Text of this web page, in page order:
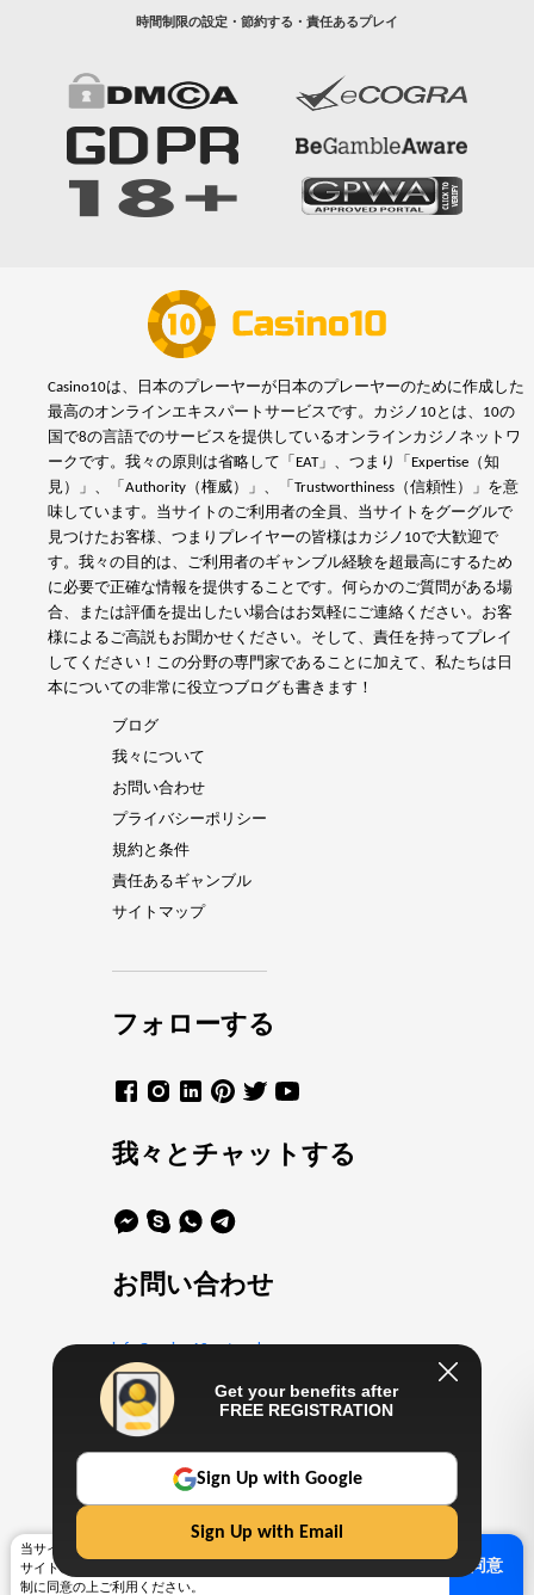
Get your benefits after
FREE REGISTRATION
Sign Up with Google
Sign Up with Email
時間制限の設定・節約する・責任あるプレイ
Casino10は、日本のプレーヤーが日本のプレーヤーのために作成した
最高のオンラインエキスパートサービスです。カジノ10とは、10の
国で8の言語でのサービスを提供しているオンラインカジノネットワ
ークです。我々の原則は省略して「EAT」、つまり「Expertise（知
見）」、「Authority（権威）」、「Trustworthiness（信頼性）」を意
味しています。当サイトのご利用者の全員、当サイトをグーグルで
見つけたお客様、つまりプレイヤーの皆様はカジノ10で大歓迎で
す。我々の目的は、ご利用者のギャンブル経験を超最高にするため
に必要で正確な情報を提供することです。何らかのご質問がある場
合、または評価を提出したい場合はお気軽にご連絡ください。お客
様によるご高説もお聞かせください。そして、責任を持ってプレイ
してください！この分野の専門家であることに加えて、私たちは日
本についての非常に役立つブログも書きます！
ブログ
我々について
お問い合わせ
プライバシーポリシー
規約と条件
責任あるギャンブル
サイトマップ
フォローする
我々とチャットする
お問い合わせ
info@casino10.network
+16469802413
Work with us
info@casino10.network
当サイトはサービス向上のために、クッキーを利用しております。当
サイトのサービスをご利用になる方は、クッキー使用や
制に同意の上ご利用ください。
同意